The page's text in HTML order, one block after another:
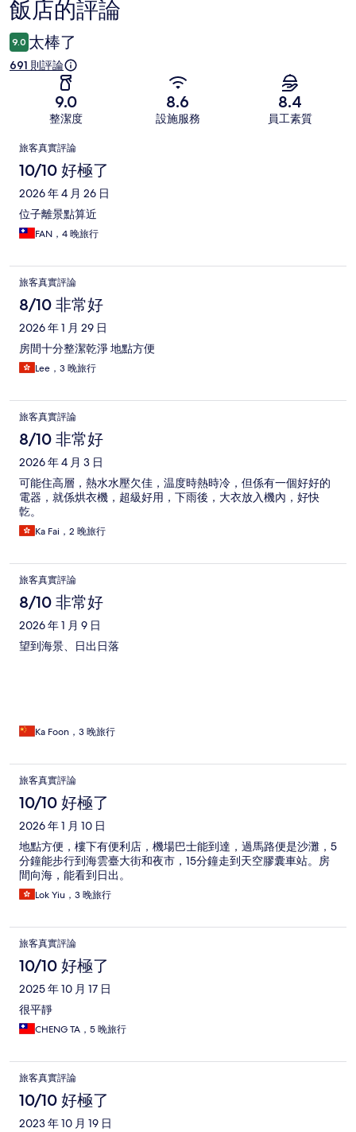
論
飯店的評論
9.0 太棒了
691 則評論
9.0
整潔度
8.6
設施服務
8.4
員工素質
評
論
旅客真實評論
10/10 好極了
2026 年 4 月 26 日
位子離景點算近
FAN，4 晚旅行
旅客真實評論
8/10 非常好
2026 年 1 月 29 日
房間十分整潔乾淨 地點方便
Lee，3 晚旅行
旅客真實評論
8/10 非常好
2026 年 4 月 3 日
可能住高層，熱水水壓欠佳，温度時熱時冷，但係有一個好好的
電器，就係烘衣機，超級好用，下雨後，大衣放入機內，好快
亁。
Ka Fai，2 晚旅行
旅客真實評論
8/10 非常好
2026 年 1 月 9 日
望到海景、日出日落
Ka Foon，3 晚旅行
旅客真實評論
10/10 好極了
2026 年 1 月 10 日
地點方便，樓下有便利店，機場巴士能到達，過馬路便是沙灘，5
分鐘能步行到海雲臺大街和夜市，15分鐘走到天空膠囊車站。房
間向海，能看到日出。
Lok Yiu，3 晚旅行
旅客真實評論
10/10 好極了
2025 年 10 月 17 日
很平靜
CHENG TA，5 晚旅行
旅客真實評論
10/10 好極了
2023 年 10 月 19 日